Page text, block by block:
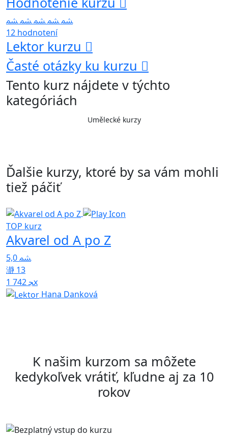
12 hodnotení
Lektor kurzu
Časté otázky ku kurzu
Tento kurz nájdete v týchto
kategóriách
Umělecké kurzy
Ďalšie kurzy, ktoré by sa vám mohli
tiež páčiť
TOP kurz
Akvarel od A po Z
5,0
13
1 742x
Hana Danková
K našim kurzom sa môžete
kedykoľvek vrátiť, kľudne aj za 10
rokov